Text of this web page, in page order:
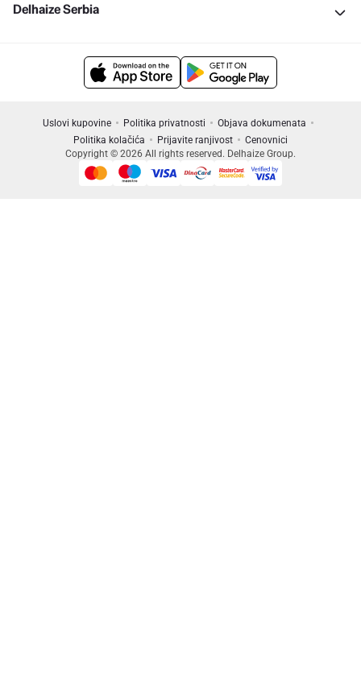
Delhaize Serbia
Uslovi kupovine Politika privatnosti
Objava dokumenata
Politika kolačića
Prijavite ranjivost
Cenovnici
Copyright © 2026 All rights reserved. Delhaize Group.